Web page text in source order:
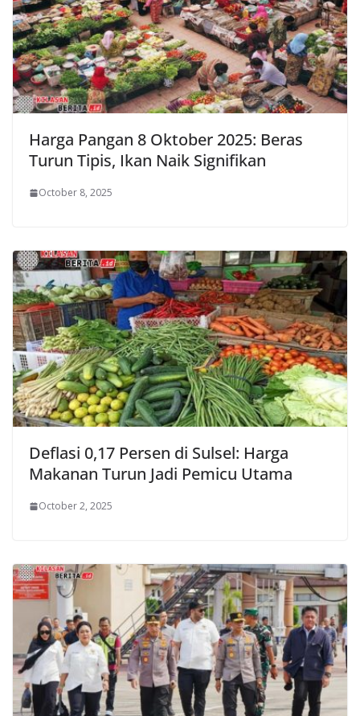
Harga Pangan 8 Oktober 2025: Beras
Turun Tipis, Ikan Naik Signifikan
October 8, 2025
Deflasi 0,17 Persen di Sulsel: Harga
Makanan Turun Jadi Pemicu Utama
October 2, 2025